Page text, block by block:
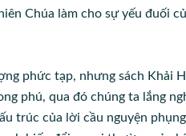
Chúa làm cho sự yếu đuối
phức tạp, nhưng sách Khải
phú, qua đó chúng ta lắng
trúc của lời cầu nguyện